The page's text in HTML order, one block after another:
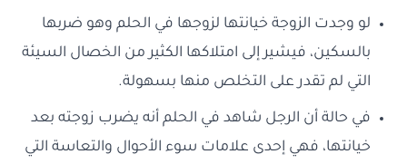
لو وجدت الزوجة خيانتها لزوجها في الحلم وهو ضربها
بالسكين، فيشير إلى امتلاكها الكثير من الخصال السيئة
التي لم تقدر على التخلص منها بسهولة.
في حالة أن الرجل شاهد في الحلم أنه يضرب زوجته بعد
خيانتها، فهي إحدى علامات سوء الأحوال والتعاسة التي